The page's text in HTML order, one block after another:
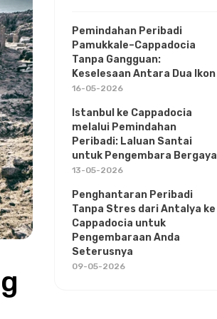
Pemindahan Peribadi
Pamukkale–Cappadocia
Tanpa Gangguan:
Keselesaan Antara Dua Ikon
16-05-2026
Istanbul ke Cappadocia
melalui Pemindahan
Peribadi: Laluan Santai
untuk Pengembara Bergaya
13-05-2026
Penghantaran Peribadi
Tanpa Stres dari Antalya ke
Cappadocia untuk
Pengembaraan Anda
Seterusnya
09-05-2026